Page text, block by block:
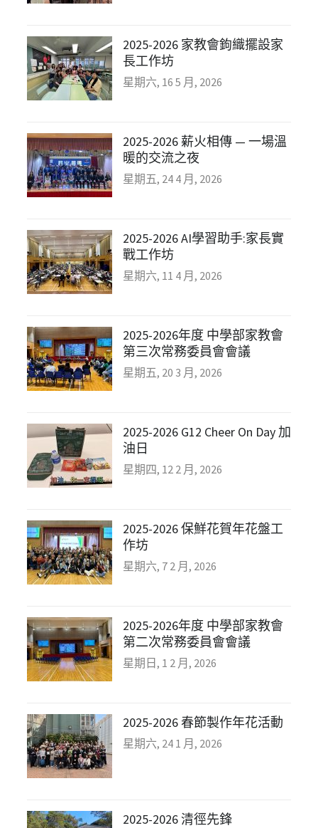
2025-2026 家教會鉤織擺設家
長工作坊
星期六, 16 5 月, 2026
2025-2026 薪火相傳 — 一場溫
暖的交流之夜
星期五, 24 4 月, 2026
2025-2026 AI學習助手:家長實
戰工作坊
星期六, 11 4 月, 2026
2025-2026年度 中學部家教會
第三次常務委員會會議
星期五, 20 3 月, 2026
2025-2026 G12 Cheer On Day 加
油日
星期四, 12 2 月, 2026
2025-2026 保鮮花賀年花盤工
作坊
星期六, 7 2 月, 2026
2025-2026年度 中學部家教會
第二次常務委員會會議
星期日, 1 2 月, 2026
2025-2026 春節製作年花活動
星期六, 24 1 月, 2026
2025-2026 清徑先鋒